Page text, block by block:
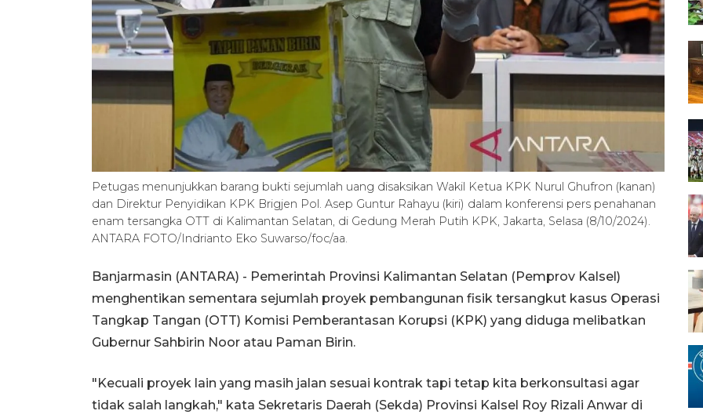
Petugas menunjukkan barang bukti sejumlah uang disaksikan Wakil Ketua KPK Nurul Ghufron (kanan)
dan Direktur Penyidikan KPK Brigjen Pol. Asep Guntur Rahayu (kiri) dalam konferensi pers penahanan
enam tersangka OTT di Kalimantan Selatan, di Gedung Merah Putih KPK, Jakarta, Selasa (8/10/2024).
ANTARA FOTO/Indrianto Eko Suwarso/foc/aa.
Banjarmasin (ANTARA) - Pemerintah Provinsi Kalimantan Selatan (Pemprov Kalsel)
menghentikan sementara sejumlah proyek pembangunan fisik tersangkut kasus Operasi
Tangkap Tangan (OTT) Komisi Pemberantasan Korupsi (KPK) yang diduga melibatkan
Gubernur Sahbirin Noor atau Paman Birin.
"Kecuali proyek lain yang masih jalan sesuai kontrak tapi tetap kita berkonsultasi agar
tidak salah langkah," kata Sekretaris Daerah (Sekda) Provinsi Kalsel Roy Rizali Anwar di